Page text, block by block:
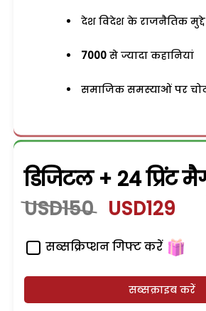
देश विदेश के राजनैतिक मुद्दे
7000 से ज्यादा कहानियां
समाजिक समस्याओं पर
डिजिटल + 24 प्रिंट
USD150 USD129
सब्सक्रिप्शन गिफ्ट करें
सब्सक्राइब करें